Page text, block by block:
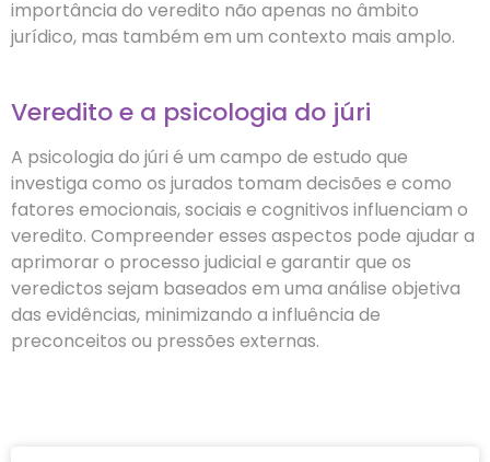
importância do veredito não apenas no âmbito
jurídico, mas também em um contexto mais amplo.
Veredito e a psicologia do júri
A psicologia do júri é um campo de estudo que
investiga como os jurados tomam decisões e como
fatores emocionais, sociais e cognitivos influenciam o
veredito. Compreender esses aspectos pode ajudar a
aprimorar o processo judicial e garantir que os
veredictos sejam baseados em uma análise objetiva
das evidências, minimizando a influência de
preconceitos ou pressões externas.